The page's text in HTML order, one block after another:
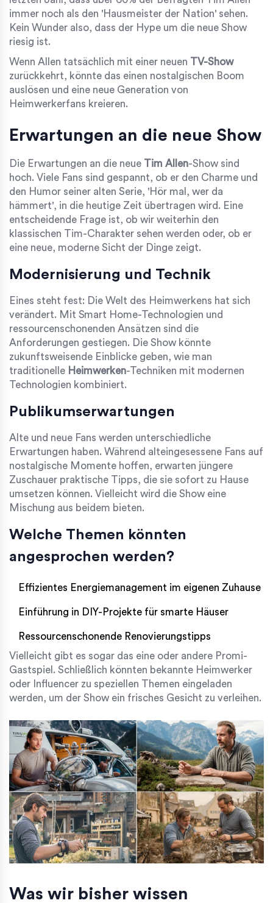
immer noch als den 'Hausmeister der Nation' sehen.
Kein Wunder also, dass der Hype um die neue Show
riesig ist.
Wenn Allen tatsächlich mit einer neuen TV-Show
zurückkehrt, könnte das einen nostalgischen Boom
auslösen und eine neue Generation von
Heimwerkerfans kreieren.
Erwartungen an die neue Show
Die Erwartungen an die neue Tim Allen-Show sind
hoch. Viele Fans sind gespannt, ob er den Charme und
den Humor seiner alten Serie, 'Hör mal, wer da
hämmert', in die heutige Zeit übertragen wird. Eine
entscheidende Frage ist, ob wir weiterhin den
klassischen Tim-Charakter sehen werden oder, ob er
eine neue, moderne Sicht der Dinge zeigt.
Modernisierung und Technik
Eines steht fest: Die Welt des Heimwerkens hat sich
verändert. Mit Smart Home-Technologien und
ressourcenschonenden Ansätzen sind die
Anforderungen gestiegen. Die Show könnte
zukunftsweisende Einblicke geben, wie man
traditionelle Heimwerken-Techniken mit modernen
Technologien kombiniert.
Publikumserwartungen
Alte und neue Fans werden unterschiedliche
Erwartungen haben. Während alteingesessene Fans auf
nostalgische Momente hoffen, erwarten jüngere
Zuschauer praktische Tipps, die sie sofort zu Hause
umsetzen können. Vielleicht wird die Show eine
Mischung aus beidem bieten.
Welche Themen könnten
angesprochen werden?
Effizientes Energiemanagement im eigenen Zuhause
Einführung in DIY-Projekte für smarte Häuser
Ressourcenschonende Renovierungstipps
Vielleicht gibt es sogar das eine oder andere Promi-
Gastspiel. Schließlich könnten bekannte Heimwerker
oder Influencer zu speziellen Themen eingeladen
werden, um der Show ein frisches Gesicht zu verleihen.
Was wir bisher wissen